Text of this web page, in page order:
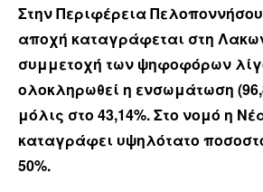
Στην Περιφέρεια
αποχή καταγράφεται στη
συμμετοχή των ψηφοφόρων
ολοκληρωθεί η ενσωμάτωση
μόλις στο 43,14%. Στο νομό η
καταγράφει υψηλότατο
50%.